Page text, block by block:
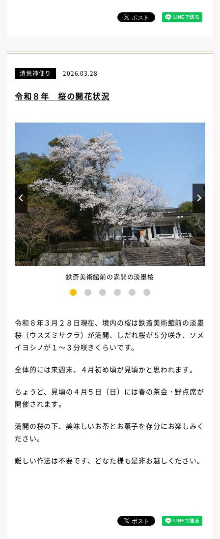
清荒神便り 2026.03.28
令和８年 桜の開花状況
鉄斎美術館前の満開の淡墨桜
3 4 5 6
Prev Next
令和８年３月２８日現在、境内の桜は鉄斎美術館前の淡墨
桜（ウスズミサクラ）が満開、しだれ桜が５分咲き、ソメ
イヨシノが１～３分咲きくらいです。
全体的には来週末、４月初め頃が見頃かと思われます。
ちょうど、見頃の４月５日（日）には春の茶会・野点席が
開催されます。
満開の桜の下、美味しいお茶とお菓子を存分にお楽しみく
ださい。
難しい作法は不要です、どなた様も是非お越しください。